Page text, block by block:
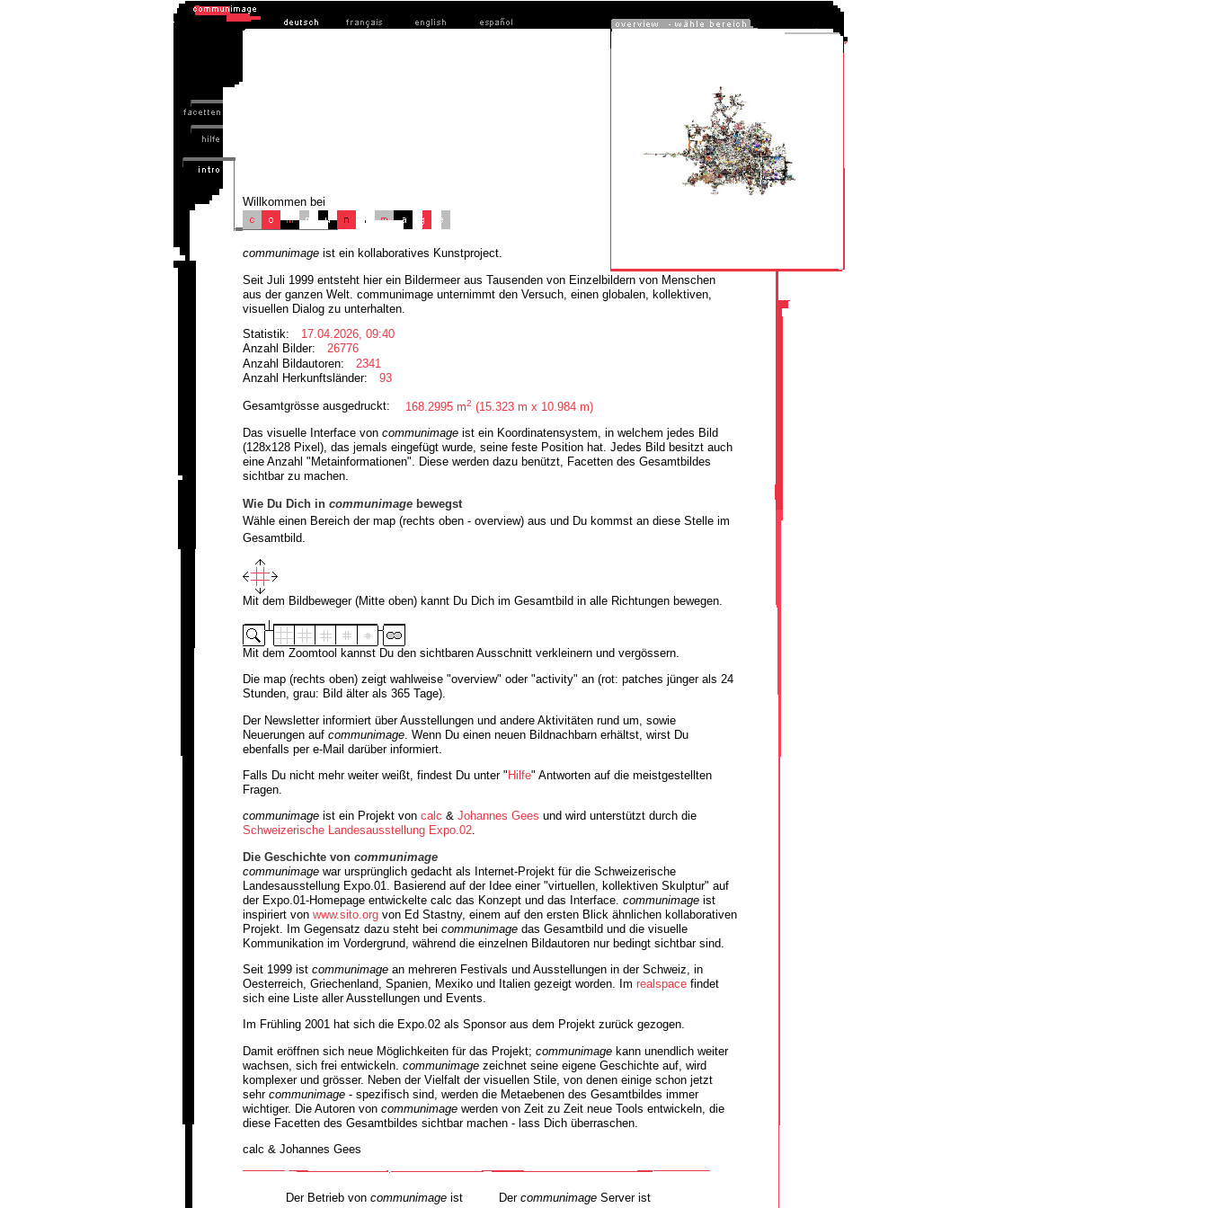
Willkommen bei
communimage ist ein kollaboratives Kunstproject.
Seit Juli 1999 entsteht hier ein Bildermeer aus Tausenden von Einzelbildern von Menschen
aus der ganzen Welt. communimage unternimmt den Versuch, einen globalen, kollektiven,
visuellen Dialog zu unterhalten.
Statistik:
17.04.2026, 09:40
Anzahl Bilder:
26776
Anzahl Bildautoren:
2341
Anzahl Herkunftsländer:
93
Gesamtgrösse ausgedruckt: 168.2995 m2 (15.323 m x 10.984 m)
Das visuelle Interface von communimage ist ein Koordinatensystem, in welchem jedes Bild
(128x128 Pixel), das jemals eingefügt wurde, seine feste Position hat. Jedes Bild besitzt auch
eine Anzahl "Metainformationen". Diese werden dazu benützt, Facetten des Gesamtbildes
sichtbar zu machen.
Wie Du Dich in communimage bewegst
Wähle einen Bereich der map (rechts oben - overview) aus und Du kommst an diese Stelle im
Gesamtbild.
Mit dem Bildbeweger (Mitte oben) kannt Du Dich im Gesamtbild in alle Richtungen bewegen.
Mit dem Zoomtool kannst Du den sichtbaren Ausschnitt verkleinern und vergössern.
Die map (rechts oben) zeigt wahlweise "overview" oder "activity" an (rot: patches jünger als 24
Stunden, grau: Bild älter als 365 Tage).
Der Newsletter informiert über Ausstellungen und andere Aktivitäten rund um, sowie
Neuerungen auf communimage . Wenn Du einen neuen Bildnachbarn erhältst, wirst Du
ebenfalls per e-Mail darüber informiert.
Falls Du nicht mehr weiter weißt, findest Du unter " Hilfe" Antworten auf die meistgestellten
Fragen.
communimage ist ein Projekt von calc & Johannes Gees und wird unterstützt durch die
Schweizerische Landesausstellung Expo.02.
Die Geschichte von communimage
communimage war ursprünglich gedacht als Internet-Projekt für die Schweizerische
Landesausstellung Expo.01. Basierend auf der Idee einer "virtuellen, kollektiven Skulptur" auf
der Expo.01-Homepage entwickelte calc das Konzept und das Interface. communimage ist
inspiriert von www.sito.org von Ed Stastny, einem auf den ersten Blick ähnlichen kollaborativen
Projekt. Im Gegensatz dazu steht bei communimage das Gesamtbild und die visuelle
Kommunikation im Vordergrund, während die einzelnen Bildautoren nur bedingt sichtbar sind.
Seit 1999 ist communimage an mehreren Festivals und Ausstellungen in der Schweiz, in
Oesterreich, Griechenland, Spanien, Mexiko und Italien gezeigt worden. Im realspace findet
sich eine Liste aller Ausstellungen und Events.
Im Frühling 2001 hat sich die Expo.02 als Sponsor aus dem Projekt zurück gezogen.
Damit eröffnen sich neue Möglichkeiten für das Projekt; communimage kann unendlich weiter
wachsen, sich frei entwickeln. communimage zeichnet seine eigene Geschichte auf, wird
komplexer und grösser. Neben der Vielfalt der visuellen Stile, von denen einige schon jetzt
sehr communimage - spezifisch sind, werden die Metaebenen des Gesamtbildes immer
wichtiger. Die Autoren von communimage werden von Zeit zu Zeit neue Tools entwickeln, die
diese Facetten des Gesamtbildes sichtbar machen - lass Dich überraschen.
calc & Johannes Gees
Der Betrieb von communimageist
Der communimage Server ist